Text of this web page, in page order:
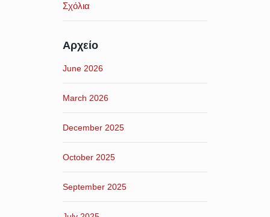
Σχόλια
Αρχείο
June 2026
March 2026
December 2025
October 2025
September 2025